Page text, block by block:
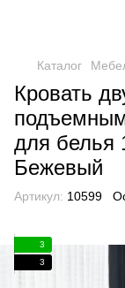
Каталог
Кровать
для белья
Бежевый
Артикул: 10599
3
3